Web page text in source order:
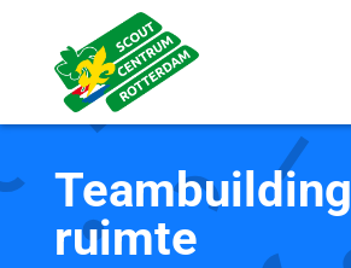
Teambuilding
ruimte